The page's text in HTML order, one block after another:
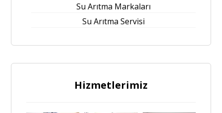
Su Arıtma Markaları
Su Arıtma Servisi
Hizmetlerimiz